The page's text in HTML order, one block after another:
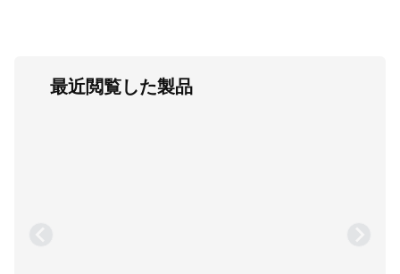
最近閲覧した製品